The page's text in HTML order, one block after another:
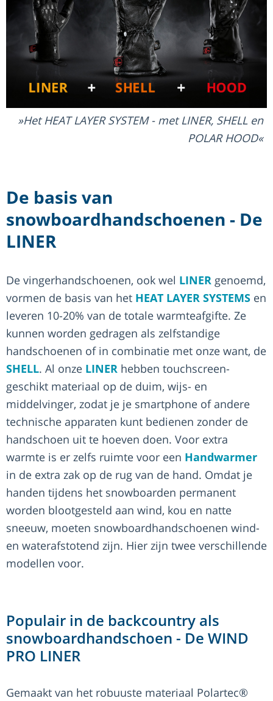
Het HEAT LAYER SYSTEM - met LINER, SHELL en
POLAR HOOD
De basis van
snowboardhandschoenen - De
LINER
De vingerhandschoenen, ook wel LINER genoemd,
vormen de basis van het HEAT LAYER SYSTEMS en
leveren 10-20% van de totale warmteafgifte. Ze
kunnen worden gedragen als zelfstandige
handschoenen of in combinatie met onze want, de
SHELL. Al onze LINER hebben touchscreen-
geschikt materiaal op de duim, wijs- en
middelvinger, zodat je je smartphone of andere
technische apparaten kunt bedienen zonder de
handschoen uit te hoeven doen. Voor extra
warmte is er zelfs ruimte voor een Handwarmer
in de extra zak op de rug van de hand. Omdat je
handen tijdens het snowboarden permanent
worden blootgesteld aan wind, kou en natte
sneeuw, moeten snowboardhandschoenen wind-
en waterafstotend zijn. Hier zijn twee verschillende
modellen voor.
Populair in de backcountry als
snowboardhandschoen - De WIND
PRO LINER
Gemaakt van het robuuste materiaal Polartec®